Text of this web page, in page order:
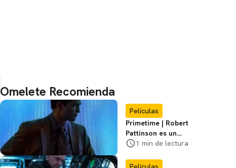
Omelete Recomienda
Películas
Primetime | Robert
Pattinson es un
cazador de
primer póster del
1 min de lectura